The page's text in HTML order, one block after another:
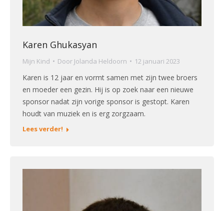
Karen Ghukasyan
Mijn Kind Door Jolanda Heldoorn 12 januari 2023
Karen is 12 jaar en vormt samen met zijn twee broers
en moeder een gezin. Hij is op zoek naar een nieuwe
sponsor nadat zijn vorige sponsor is gestopt. Karen
houdt van muziek en is erg zorgzaam.
Lees verder!